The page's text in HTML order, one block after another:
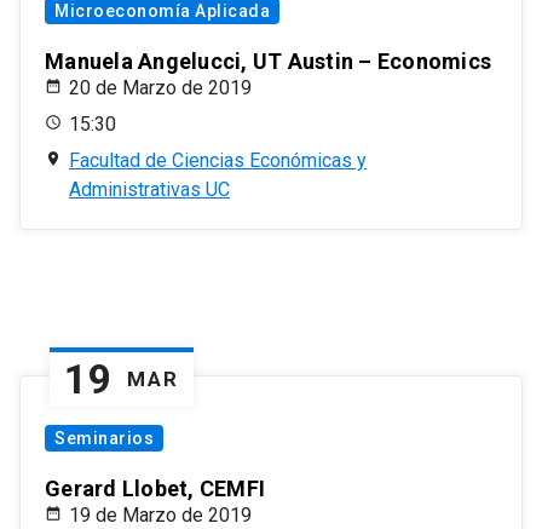
Microeconomía Aplicada
Manuela Angelucci, UT Austin – Economics
20 de Marzo de 2019
15:30
Facultad de Ciencias Económicas y
Administrativas UC
19 MAR
Seminarios
Gerard Llobet, CEMFI
19 de Marzo de 2019